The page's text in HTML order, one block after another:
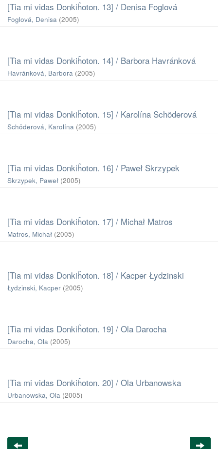
[Tia mi vidas Donkiĥoton. 13] / Denisa Foglová
Foglová, Denisa (2005)
[Tia mi vidas Donkiĥoton. 14] / Barbora Havránková
Havránková, Barbora (2005)
[Tia mi vidas Donkiĥoton. 15] / Karolína Schöderová
Schöderová, Karolína (2005)
[Tia mi vidas Donkiĥoton. 16] / Paweł Skrzypek
Skrzypek, Paweł (2005)
[Tia mi vidas Donkiĥoton. 17] / Michał Matros
Matros, Michał (2005)
[Tia mi vidas Donkiĥoton. 18] / Kacper Łydzinski
Łydzinski, Kacper (2005)
[Tia mi vidas Donkiĥoton. 19] / Ola Darocha
Darocha, Ola (2005)
[Tia mi vidas Donkiĥoton. 20] / Ola Urbanowska
Urbanowska, Ola (2005)